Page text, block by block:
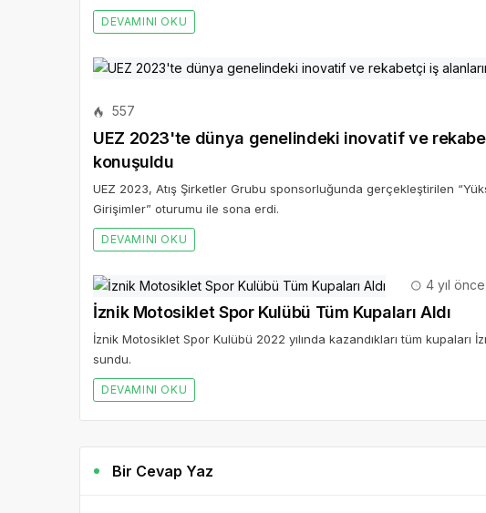
DEVAMINI OKU
557
UEZ 2023'te dünya genelindeki inovatif ve
konuşuldu
UEZ 2023, Atış Şirketler Grubu sponsorluğunda gerçekleştirilen
Girişimler” oturumu ile sona erdi.
DEVAMINI OKU
4 yıl önce
İznik Motosiklet Spor Kulübü Tüm Kupaları Aldı
İznik Motosiklet Spor Kulübü 2022 yılında kazandıkları tüm kupaları
sundu.
DEVAMINI OKU
Bir Cevap Yaz